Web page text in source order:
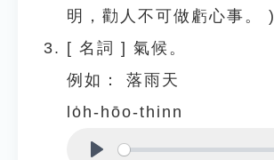
明，勸人不可做虧心事。 )
[ 名詞 ] 氣候。
例如：
落雨天
lo̍h-hōo-thinn